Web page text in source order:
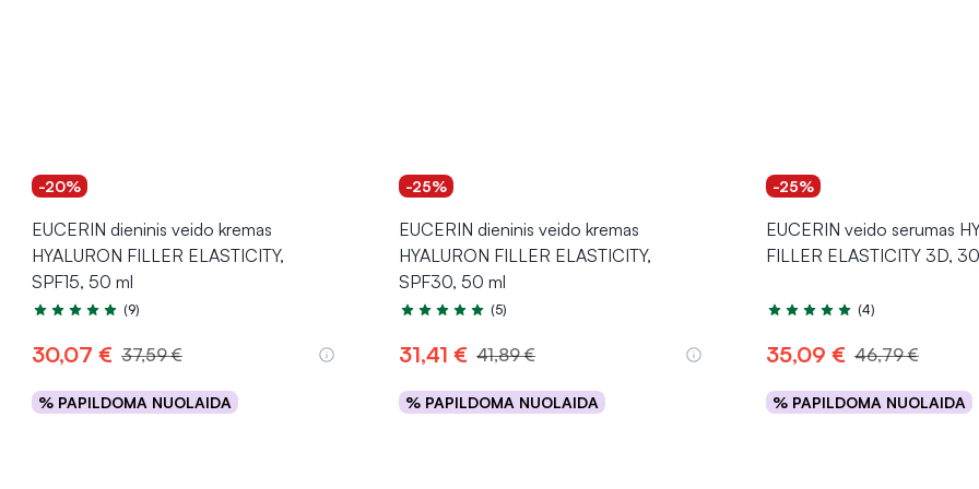
-20%
EUCERIN dieninis veido kremas
HYALURON FILLER ELASTICITY,
SPF15, 50 ml
Įvertinimas 5.0 iš 5
(9)
30,07 € 37,59 €
% PAPILDOMA NUOLAIDA
Į krepšelį
-25%
EUCERIN dieninis veido kremas
HYALURON FILLER ELASTICITY,
SPF30, 50 ml
Įvertinimas 5.0 iš 5
(5)
31,41 € 41,89 €
% PAPILDOMA NUOLAIDA
Į krepšelį
-25%
EUCERIN veido serumas
FILLER ELASTICITY 3D,
Įvertinimas 5.0 iš 5
(4)
35,09 € 46,79 €
% PAPILDOMA NUOLAIDA
Į krepšelį